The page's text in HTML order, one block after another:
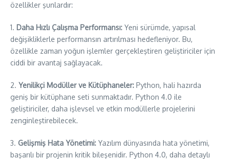
özellikler şunlardır:
1. Daha Hızlı Çalışma Performansı: Yeni sürümde, yapısal
değişikliklerle performansın artırılması hedefleniyor. Bu,
özellikle zaman yoğun işlemler gerçekleştiren geliştiriciler için
ciddi bir avantaj sağlayacak.
2. Yenilikçi Modüller ve Kütüphaneler: Python, hali hazırda
geniş bir kütüphane seti sunmaktadır. Python 4.0 ile
geliştiriciler, daha işlevsel ve etkin modüllerle projelerini
zenginleştirebilecek.
3. Gelişmiş Hata Yönetimi: Yazılım dünyasında hata yönetimi,
başarılı bir projenin kritik bileşenidir. Python 4.0, daha detaylı